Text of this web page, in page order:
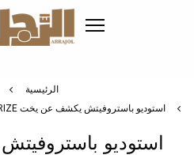
الرئيسية
استوديو باستروفيتش يكشف عن يخت X-PRIZE الفاخر المستوحى من برايس كانيون
استوديو